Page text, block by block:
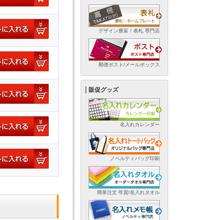
デザイン豊富！表札 専門店
郵便ポスト/メールボックス
販促グッズ
名入れカレンダー
ノベルティバッグ印刷
簡単注文 年賀/名入れタオル